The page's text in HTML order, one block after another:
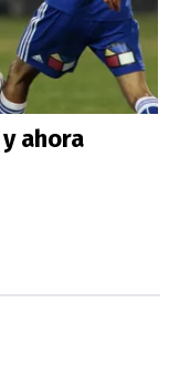
ahora